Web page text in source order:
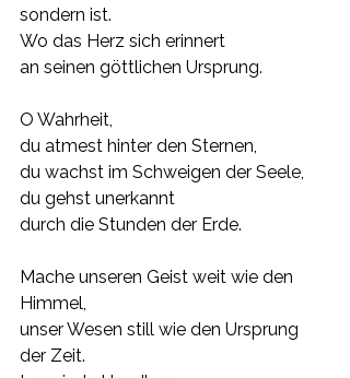
sondern ist.
Wo das Herz sich erinnert
an seinen göttlichen Ursprung.
O Wahrheit,
du atmest hinter den Sternen,
du wachst im Schweigen der Seele,
du gehst unerkannt
durch die Stunden der Erde.
Mache unseren Geist weit wie den
Himmel,
unser Wesen still wie den Ursprung
der Zeit.